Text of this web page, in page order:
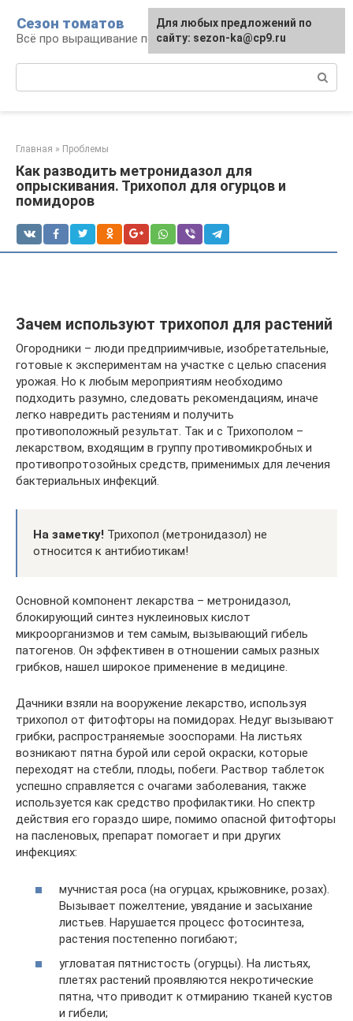
контенту
Сезон томатов
Всё про выращивание помидоров
Главная » Проблемы
Как разводить метронидазол для
опрыскивания. Трихопол для огурцов и
помидоров
Зачем используют трихопол для растений
Огородники – люди предприимчивые, изобретательные,
готовые к экспериментам на участке с целью спасения
урожая. Но к любым мероприятиям необходимо
подходить разумно, следовать рекомендациям, иначе
легко навредить растениям и получить
противоположный результат. Так и с Трихополом –
лекарством, входящим в группу противомикробных и
противопротозойных средств, применимых для лечения
бактериальных инфекций.
На заметку! Трихопол (метронидазол) не
относится к антибиотикам!
Основной компонент лекарства – метронидазол,
блокирующий синтез нуклеиновых кислот
микроорганизмов и тем самым, вызывающий гибель
патогенов. Он эффективен в отношении самых разных
грибков, нашел широкое применение в медицине.
Дачники взяли на вооружение лекарство, используя
трихопол от фитофторы на помидорах. Недуг вызывают
грибки, распространяемые зооспорами. На листьях
возникают пятна бурой или серой окраски, которые
переходят на стебли, плоды, побеги. Раствор таблеток
успешно справляется с очагами заболевания, также
используется как средство профилактики. Но спектр
действия его гораздо шире, помимо опасной фитофторы
на пасленовых, препарат помогает и при других
инфекциях:
мучнистая роса (на огурцах, крыжовнике, розах).
Вызывает пожелтение, увядание и засыхание
листьев. Нарушается процесс фотосинтеза,
растения постепенно погибают;
угловатая пятнистость (огурцы). На листьях,
плетях растений проявляются некротические
пятна, что приводит к отмиранию тканей кустов
и гибели;
Для любых предложений по
сайту: sezon-ka@cp9.ru